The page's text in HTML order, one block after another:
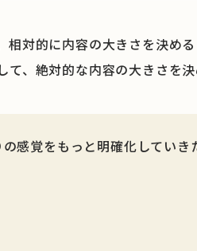
相対的に内容の大きさを決める
て、絶対的な内容の大きさを
感覚をもっと明確化していき